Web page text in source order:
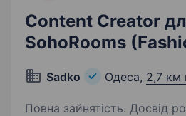
Content Creator
SohoRooms
Sadko Одеса, 2,7 км
Повна зайнятість. Досвід